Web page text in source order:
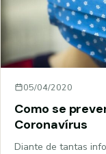
05/04/2020
Como se
Coronavírus
Diante de tantas